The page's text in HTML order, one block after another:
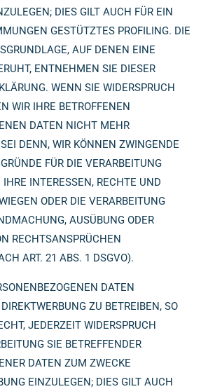
DIES GILT AUCH FÜR EIN
GESTÜTZTES PROFILING. DIE
AUF DENEN EINE
ENTNEHMEN SIE DIESER
WENN SIE WIDERSPRUCH
WIR IHRE BETROFFENEN
DATEN NICHT MEHR
DENN, WIR KÖNNEN ZWINGENDE
FÜR DIE VERARBEITUNG
INTERESSEN, RECHTE UND
ODER DIE VERARBEITUNG
AUSÜBUNG ODER
RECHTSANSPRÜCHEN
ART. 21 ABS. 1 DSGVO).
DATEN
ZU BETREIBEN, SO
JEDERZEIT WIDERSPRUCH
SIE BETREFFENDER
DATEN ZUM ZWECKE
EINZULEGEN; DIES GILT AUCH